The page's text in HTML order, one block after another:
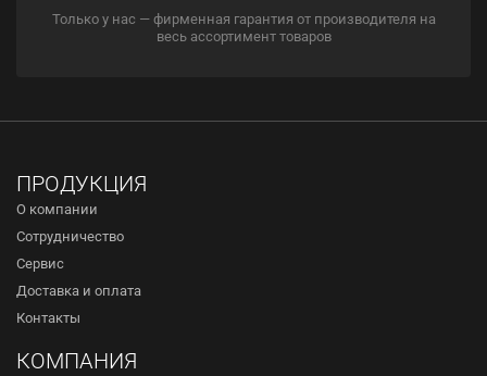
Только у нас — фирменная гарантия от производителя на
весь ассортимент товаров
ПРОДУКЦИЯ
О компании
Сотрудничество
Сервис
Доставка и оплата
Контакты
КОМПАНИЯ